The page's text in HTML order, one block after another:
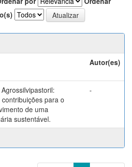
Autor(es)
para o
de uma
sustentável.
-